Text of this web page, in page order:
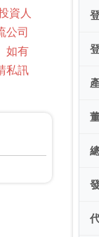
資人
公司
如有
私訊